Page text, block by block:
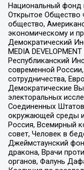
Национальный фонд
Открытое Общество
общество,
экономическому и
Демократический
MEDIA
Республиканский
современной
сотрудничества,
Демократические
электоральных
Соединенных
окружающей среды
Россия, Всемирный
совет, Человек в
Джеймстаунский
дракона, Врачи
органов, Фалунь